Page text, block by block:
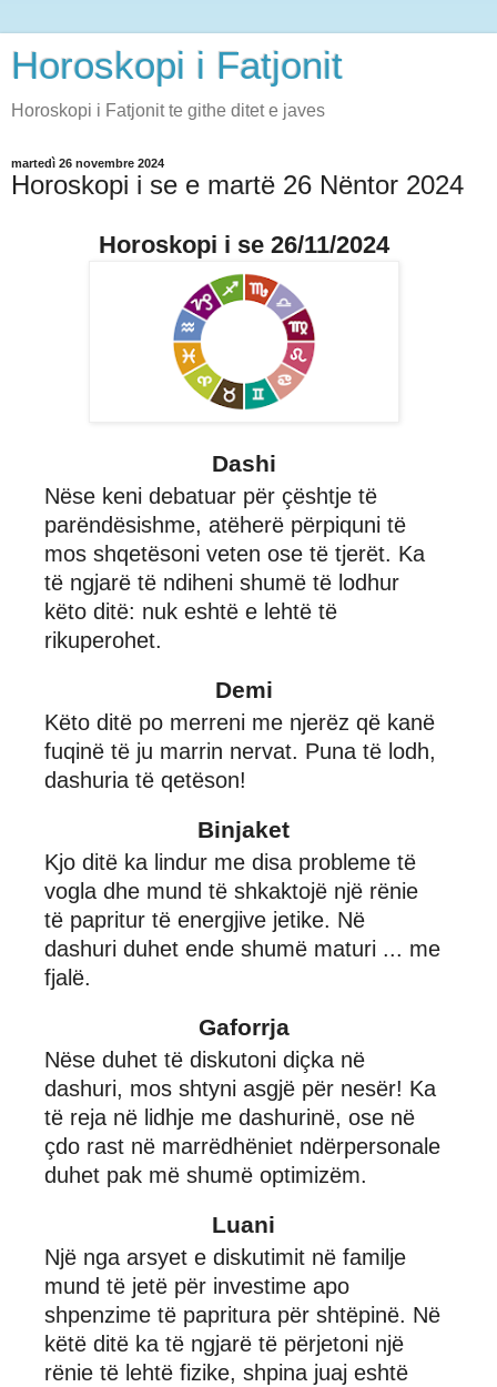
Horoskopi i Fatjonit
Horoskopi i Fatjonit te githe ditet e javes
martedì 26 novembre 2024
Horoskopi i se e martë 26 Nëntor 2024
Horoskopi i se 26/11/2024
Dashi
Nëse keni debatuar për çështje të
parëndësishme, atëherë përpiquni të
mos shqetësoni veten ose të tjerët. Ka
të ngjarë të ndiheni shumë të lodhur
këto ditë: nuk eshtë e lehtë të
rikuperohet.
Demi
Këto ditë po merreni me njerëz që kanë
fuqinë të ju marrin nervat. Puna të lodh,
dashuria të qetëson!
Binjaket
Kjo ditë ka lindur me disa probleme të
vogla dhe mund të shkaktojë një rënie
të papritur të energjive jetike. Në
dashuri duhet ende shumë maturi ... me
fjalë.
Gaforrja
Nëse duhet të diskutoni diçka në
dashuri, mos shtyni asgjë për nesër! Ka
të reja në lidhje me dashurinë, ose në
çdo rast në marrëdhëniet ndërpersonale
duhet pak më shumë optimizëm.
Luani
Një nga arsyet e diskutimit në familje
mund të jetë për investime apo
shpenzime të papritura për shtëpinë. Në
këtë ditë ka të ngjarë të përjetoni një
rënie të lehtë fizike, shpina juaj eshtë